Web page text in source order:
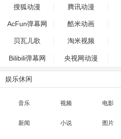
搜狐动漫 腾讯动漫
AcFun弹幕网 酷米动画
贝瓦儿歌 淘米视频
Bilibili弹幕网 央视网动漫
娱乐休闲
音乐 视频 电影
新闻 小说 图片